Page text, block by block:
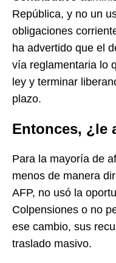
República, y no un
obligaciones
ha advertido que el
vía reglamentaria lo
ley y terminar
plazo.
Entonces, ¿le
Para la mayoría de
menos de manera
AFP, no usó la
Colpensiones o no
ese cambio, sus
traslado masivo.